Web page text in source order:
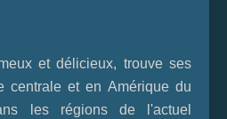
et délicieux, trouve ses
centrale et en Amérique du
les régions de l'actuel